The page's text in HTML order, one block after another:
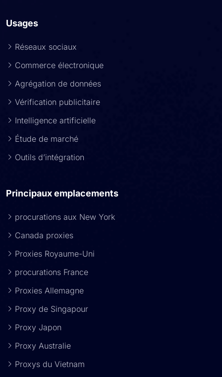
Usages
Réseaux sociaux
Commerce électronique
Agrégation de données
Vérification publicitaire
Intelligence artificielle
Étude de marché
Outils d’intégration
Principaux emplacements
procurations aux New York
Canada proxies
Proxies Royaume-Uni
procurations France
Proxies Allemagne
Proxy de Singapour
Proxy Japon
Proxy Australie
Proxys du Vietnam